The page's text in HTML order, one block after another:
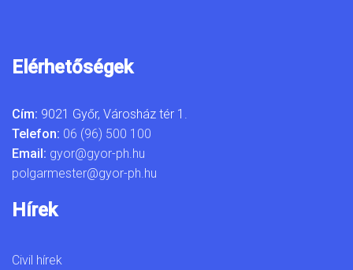
Elérhetőségek
Cím: 9021 Győr, Városház tér 1.
Telefon: 06 (96) 500 100
Email: gyor@gyor-ph.hu
polgarmester@gyor-ph.hu
Hírek
Civil hírek